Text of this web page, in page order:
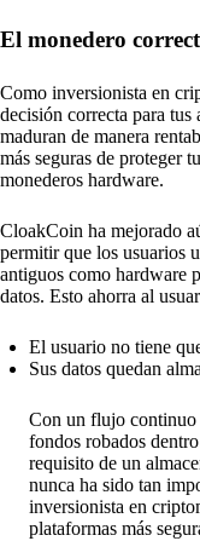
El monedero
Como inversionista en
decisión correcta para tus
maduran de manera
más seguras de proteger
monederos hardware.
CloakCoin ha mejorado
permitir que los usuarios
antiguos como hardware
datos. Esto ahorra al
El usuario no tiene
Sus datos quedan
Con un flujo continuo
fondos robados
requisito de un
nunca ha sido tan
inversionista en
plataformas más